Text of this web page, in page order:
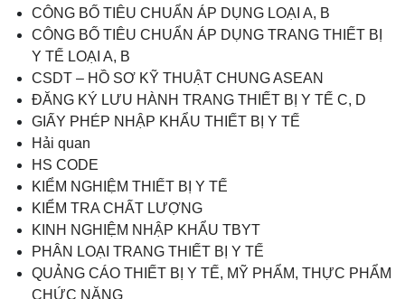
CÔNG BỐ TIÊU CHUẨN ÁP DỤNG LOẠI A, B
CÔNG BỐ TIÊU CHUẨN ÁP DỤNG TRANG THIẾT BỊ
Y TẾ LOẠI A, B
CSDT – HỒ SƠ KỸ THUẬT CHUNG ASEAN
ĐĂNG KÝ LƯU HÀNH TRANG THIẾT BỊ Y TẾ C, D
GIẤY PHÉP NHẬP KHẨU THIẾT BỊ Y TẾ
Hải quan
HS CODE
KIỂM NGHIỆM THIẾT BỊ Y TẾ
KIỂM TRA CHẤT LƯỢNG
KINH NGHIỆM NHẬP KHẨU TBYT
PHÂN LOẠI TRANG THIẾT BỊ Y TẾ
QUẢNG CÁO THIẾT BỊ Y TẾ, MỸ PHẨM, THỰC PHẨM
CHỨC NĂNG